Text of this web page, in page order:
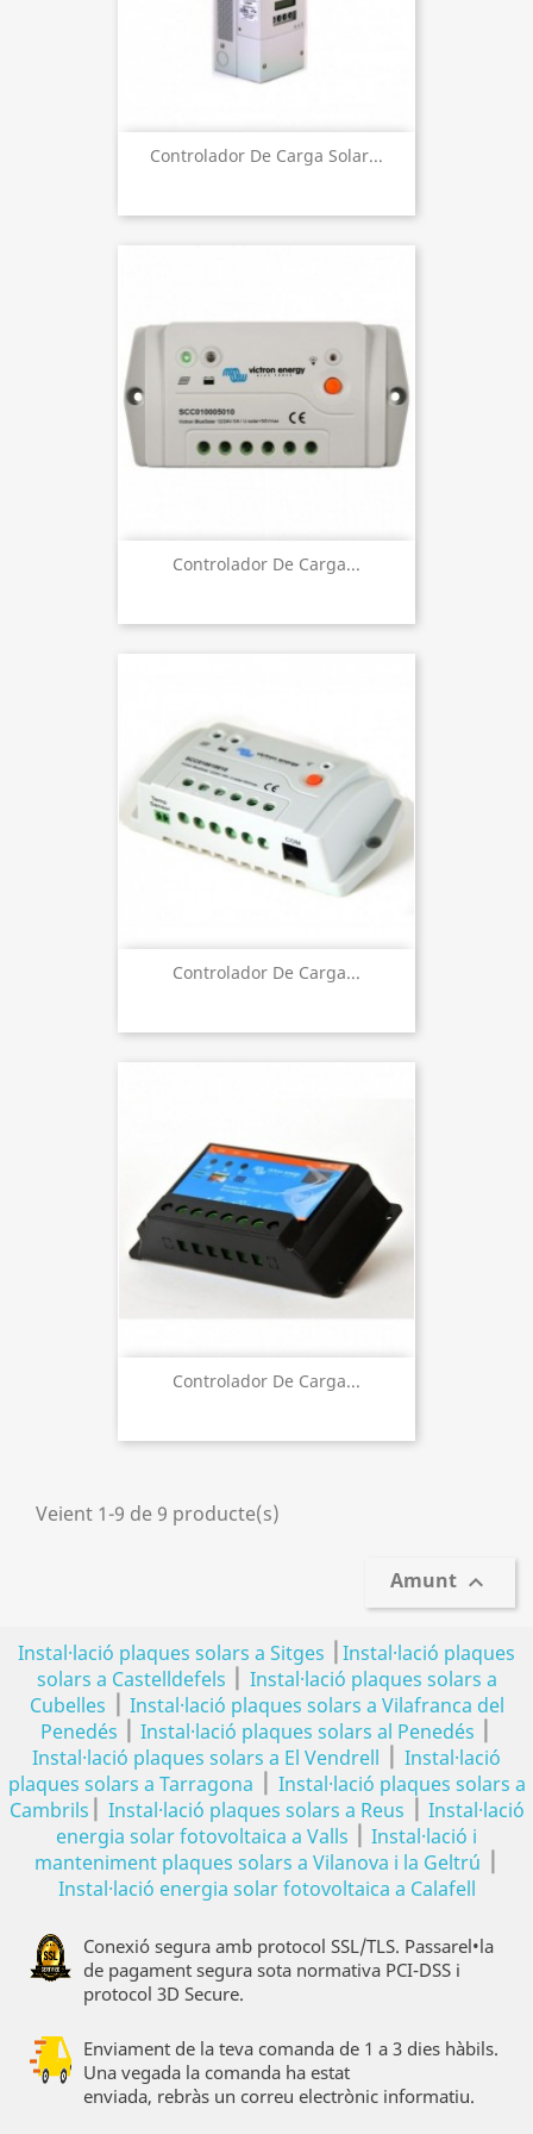
Controlador De Carga Solar...
Controlador De Carga...
Controlador De Carga...
Controlador De Carga...
Veient 1-9 de 9 producte(s)
Amunt 
Instal·lació plaques solars a Sitges | Instal·lació plaques
solars a Castelldefels | Instal·lació plaques solars a
Cubelles | Instal·lació plaques solars a Vilafranca del
Penedés | Instal·lació plaques solars al Penedés |
Instal·lació plaques solars a El Vendrell | Instal·lació
plaques solars a Tarragona | Instal·lació plaques solars a
Cambrils | Instal·lació plaques solars a Reus | Instal·lació
energia solar fotovoltaica a Valls | Instal·lació i
manteniment plaques solars a Vilanova i la Geltrú |
Instal·lació energia solar fotovoltaica a Calafell
Conexió segura amb protocol SSL/TLS. Passarel•la
de pagament segura sota normativa PCI-DSS i
protocol 3D Secure.
Enviament de la teva comanda de 1 a 3 dies hàbils.
Una vegada la comanda ha estat
enviada, rebràs un correu electrònic informatiu.